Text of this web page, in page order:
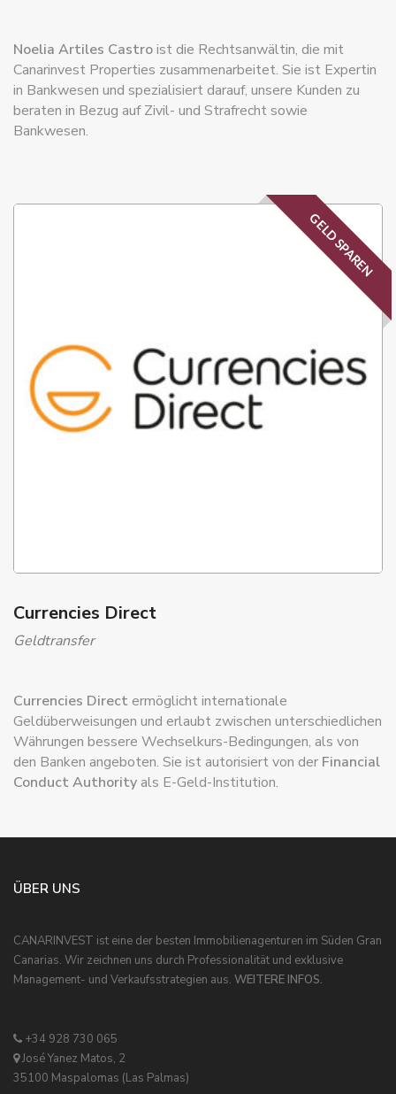
Noelia Artiles Castroist die Rechtsanwältin, die mit
Canarinvest Properties zusammenarbeitet. Sie ist Expertin
in Bankwesen und spezialisiert darauf, unsere Kunden zu
beraten in Bezug auf Zivil- und Strafrecht sowie
Bankwesen.
GELD SPAREN
Currencies Direct
Geldtransfer
Currencies Direct ermöglicht internationale
Geldüberweisungen und erlaubt zwischen unterschiedlichen
Währungen bessere Wechselkurs-Bedingungen, als von
den Banken angeboten. Sie ist autorisiert von der Financial
Conduct Authorityals E-Geld-Institution.
ÜBER UNS
CANARINVEST ist eine der besten Immobilienagenturen im Süden Gran
Canarias. Wir zeichnen uns durch Professionalität und exklusive
Management- und Verkaufsstrategien aus. WEITERE INFOS.
+34 928 730 065
José Yanez Matos, 2
35100 Maspalomas (Las Palmas)